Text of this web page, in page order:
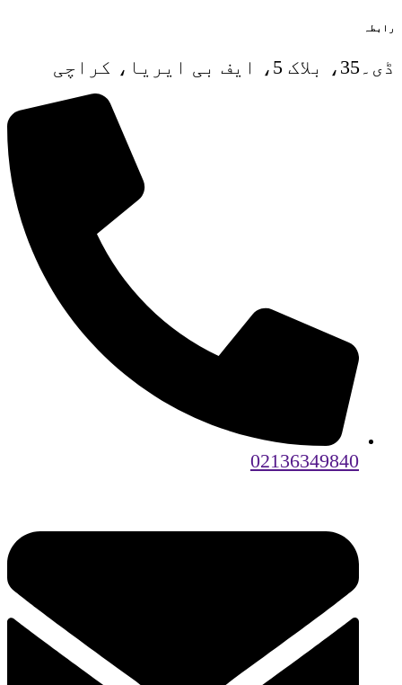
رابطہ
ڈی۔35، بلاک 5، ایف بی ایریا، کراچی
02136349840